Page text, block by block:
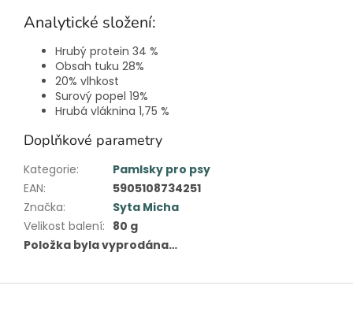
Analytické složení:
Hrubý protein 34 %
Obsah tuku 28%
20% vlhkost
Surový popel 19%
Hrubá vláknina 1,75 %
Doplňkové parametry
Kategorie:
Pamlsky pro psy
EAN:
5905108734251
Značka:
Syta Micha
Velikost balení: 80 g
Položka byla vyprodána…
Z